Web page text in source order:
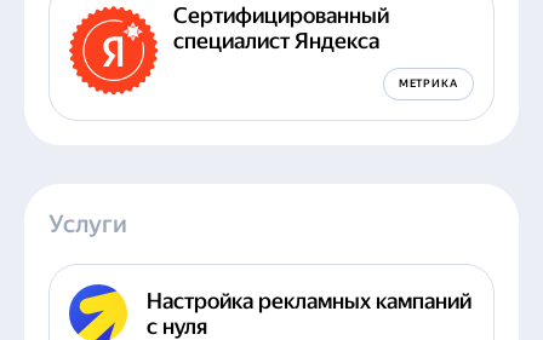
Сертифицированный
специалист Яндекса
МЕТРИКА
Услуги
Настройка рекламных кампаний
с нуля